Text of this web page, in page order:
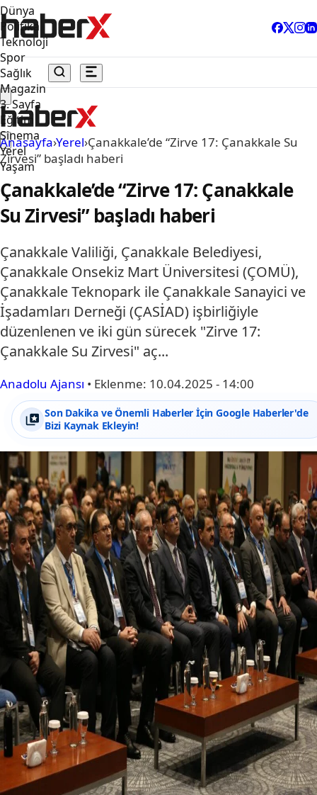
Dünya
Politika
Teknoloji
Spor
Sağlık
Magazin
3. Sayfa
Eğitim
Sinema
Yerel
Yaşam
Anasayfa›Yerel›Çanakkale’de “Zirve 17: Çanakkale Su
Zirvesi” başladı haberi
Çanakkale’de “Zirve 17: Çanakkale
Su Zirvesi” başladı haberi
Çanakkale Valiliği, Çanakkale Belediyesi,
Çanakkale Onsekiz Mart Üniversitesi (ÇOMÜ),
Çanakkale Teknopark ile Çanakkale Sanayici ve
İşadamları Derneği (ÇASİAD) işbirliğiyle
düzenlenen ve iki gün sürecek "Zirve 17:
Çanakkale Su Zirvesi" aç...
Anadolu Ajansı • Eklenme: 10.04.2025 - 14:00
Son Dakika ve Önemli Haberler İçin Google Haberler'de
Bizi Kaynak Ekleyin!